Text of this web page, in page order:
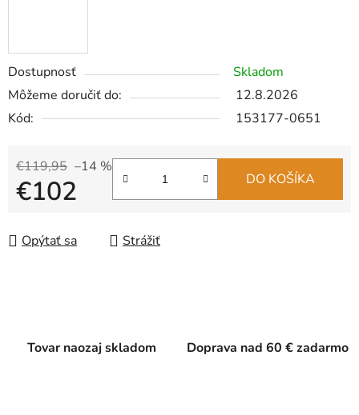
Dostupnosť
Skladom
Môžeme doručiť do:
12.8.2026
Kód:
153177-0651
€119,95 –14 %
€102 DO KOŠÍKA
Opýtať sa Strážiť
Tovar naozaj skladom Doprava nad 60 € zadarmo